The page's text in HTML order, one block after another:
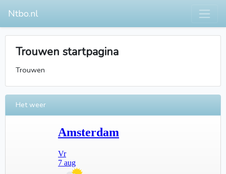
Ntbo.nl
Trouwen startpagina
Trouwen
Het weer